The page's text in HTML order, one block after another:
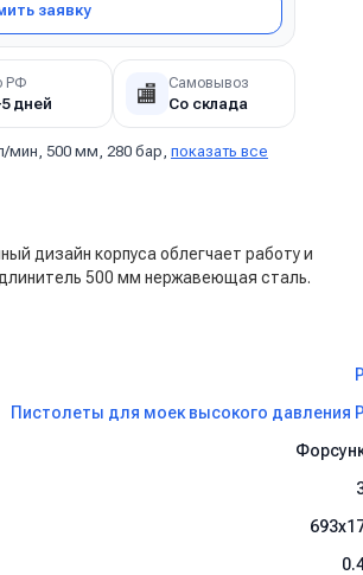
заявку
РФ
дней 🏬 Самовывоз
Со склада
мин, 500 мм, 280 бар, показать все
дизайн корпуса облегчает работу и
500 мм нержавеющая сталь.
Пистолеты для моек высокого давления